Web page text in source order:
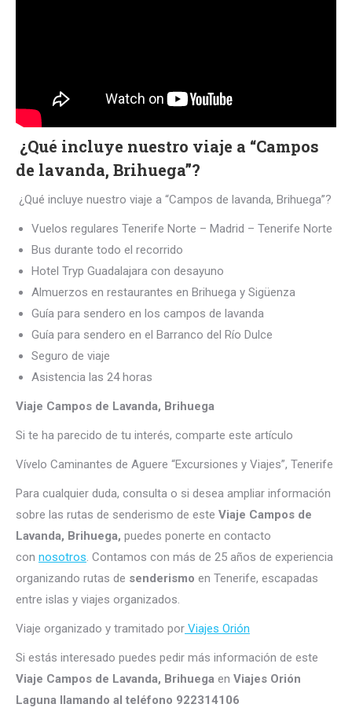
¿Qué incluye nuestro viaje a “Campos
de lavanda, Brihuega”?
¿Qué incluye nuestro viaje a “Campos de lavanda, Brihuega”?
Vuelos regulares Tenerife Norte – Madrid – Tenerife Norte
Bus durante todo el recorrido
Hotel Tryp Guadalajara con desayuno
Almuerzos en restaurantes en Brihuega y Sigüenza
Guía para sendero en los campos de lavanda
Guía para sendero en el Barranco del Río Dulce
Seguro de viaje
Asistencia las 24 horas
Viaje Campos de Lavanda, Brihuega
Si te ha parecido de tu interés, comparte este artículo
Vívelo Caminantes de Aguere “Excursiones y Viajes”, Tenerife
Para cualquier duda, consulta o si desea ampliar información
sobre las rutas de senderismo de este Viaje Campos de
Lavanda, Brihuega, puedes ponerte en contacto
con nosotros. Contamos con más de 25 años de experiencia
organizando rutas de senderismo en Tenerife, escapadas
entre islas y viajes organizados.
Viaje organizado y tramitado por Viajes Orión
Si estás interesado puedes pedir más información de este
Viaje Campos de Lavanda, Brihuega en Viajes Orión
Laguna llamando al teléfono 922314106